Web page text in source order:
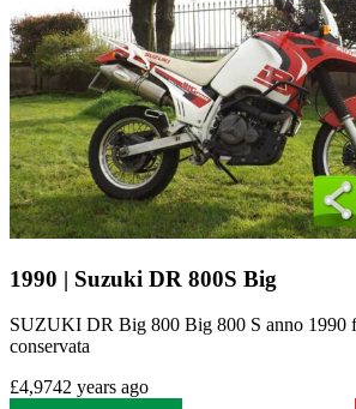
1990 | Suzuki DR 800S Big
SUZUKI DR Big 800 Big 800 S anno 1990
conservata
£4,9742 years ago